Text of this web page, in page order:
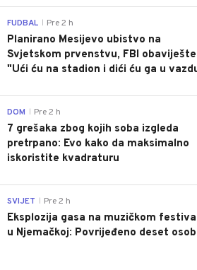
FUDBAL Pre 2 h
Planirano Mesijevo ubistvo na
Svjetskom prvenstvu, FBI
"Ući ću na stadion i dići ću ga u
DOM Pre 2 h
7 grešaka zbog kojih soba izgleda
pretrpano: Evo kako da maksimalno
iskoristite kvadraturu
SVIJET Pre 2 h
Eksplozija gasa na muzičkom
u Njemačkoj: Povrijeđeno deset